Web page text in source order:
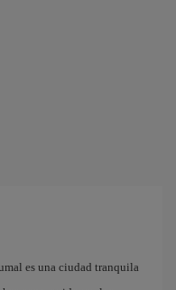
es una ciudad tranquila